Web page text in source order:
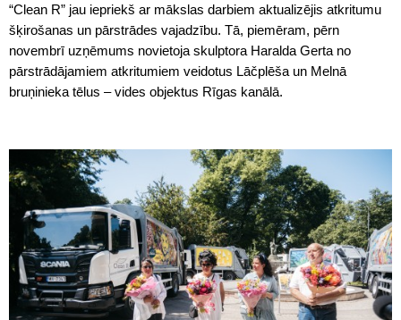
“Clean R” jau iepriekš ar mākslas darbiem aktualizējis atkritumu
šķirošanas un pārstrādes vajadzību. Tā, piemēram, pērn
novembrī uzņēmums novietoja skulptora Haralda Gerta no
pārstrādājamiem atkritumiem veidotus Lāčplēša un Melnā
bruņinieka tēlus – vides objektus Rīgas kanālā.